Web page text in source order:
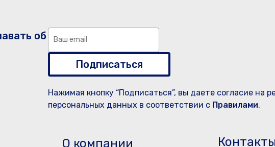
об
Подписаться
Нажимая кнопку “Подписаться”, вы даете согласие на
персональных данных в соответствии с Правилами.
О компании